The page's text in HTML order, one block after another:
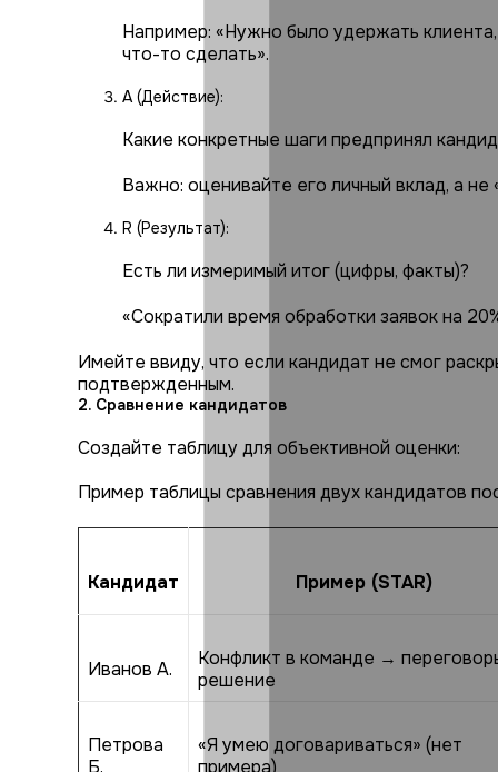
Например: «Нужно было удержать
что-то сделать».
A (Действие):
Какие конкретные шаги предпринял
Важно: оценивайте его личный вклад, а не
R (Результат):
Есть ли измеримый итог (цифры, факты)?
«Сократили время обработки заявок на
Имейте ввиду, что если кандидат не смог
подтвержденным.
2. Сравнение кандидатов
Создайте таблицу для объективной оценки:
Пример таблицы сравнения двух кандидатов
Кандидат Пример (STAR)
Иванов А.
Конфликт в команде →
решение
Петрова
Б.
«Я умею договариваться» (нет
примера)